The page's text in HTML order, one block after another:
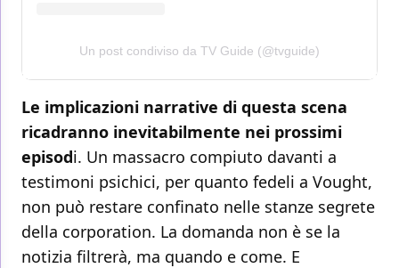
Un post condiviso da TV Guide (@tvguide)
Le implicazioni narrative di questa scena
ricadranno inevitabilmente nei prossimi
episodi. Un massacro compiuto davanti a
testimoni psichici, per quanto fedeli a Vought,
non può restare confinato nelle stanze segrete
della corporation. La domanda non è se la
notizia filtrerà, ma quando e come. E